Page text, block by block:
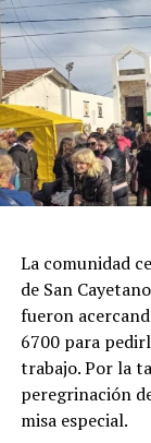
La comunidad
de San
fueron
6700 para
trabajo. Por la
peregrinación
misa especial.